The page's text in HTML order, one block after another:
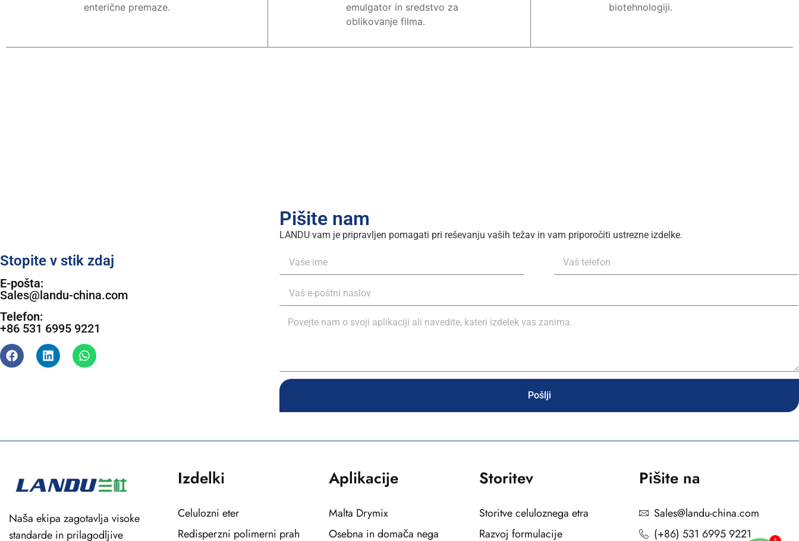
enterične premaze.
emulgator in sredstvo za
oblikovanje filma.
biotehnologiji.
Stopite v stik zdaj
E-pošta:
Sales@landu-china.com
Telefon:
+86 531 6995 9221
Pišite nam
LANDU vam je pripravljen pomagati pri reševanju vaših težav in vam priporočiti ustrezne izdelke.
Pošlji
Naša ekipa zagotavlja visoke
standarde in prilagodljive
Izdelki
Celulozni eter
Redisperzni polimerni prah
Aplikacije
Malta Drymix
Osebna in domača nega
Storitev
Storitve celuloznega etra
Razvoj formulacije
Pišite na
Sales@landu-china.com
(+86) 531 6995 9221